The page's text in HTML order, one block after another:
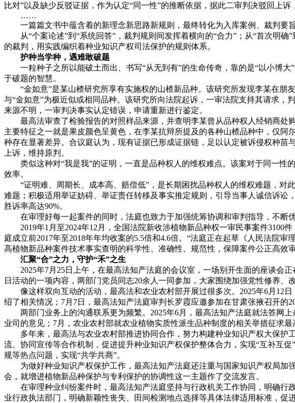
比对”以及缺少反驳证据，作为认定“同一性”的推断依据，据此二审判决驳回上诉
……
一篇篇文书中蕴含着的新理念新思路新规则，最终转化为入库案例、裁判要
从“个案论述”到“系统回答”，裁判规则间发挥着横向的“合力”；从“首次明确
的裁判，用实践编织着种业知识产权司法保护的规则体系。
护种当学种，遇难敢破题
一粒种子之所以能破土而出、书写“从无到有”的生命传奇，靠的是“以小博大
于破题的智慧。
“金如意”是某山楂研究所享有实施权的山楂新品种。该研究所发现李某在朋
与“金如意”为极近似或相同品种。该研究所向法院起诉，一审法院支持其请求
来源不明，一审判决事实认定错误，申请重新进行鉴定。
最高法审查了检验报告的对照样品来源，并查明李某曾从品种权人经销商处
主要特征之一就是果皮颜色呈黄色，在李某抗辩所提及的各种山楂品种中，仅
种存在显著差异。合议庭认为，现有证据已形成证据链，足以认定被诉侵权种
上诉，维持原判。
类似这种对“我是我”的证明，一直是品种权人的维权难点。该案对于同一性
效率。
“证明难、周期长、成本高、赔偿低”，是长期困扰品种权人的维权难题，对
难题；积极适用举证妨碍、举证责任转移及事实推定规则，引导当事人诚信诉
胜诉率高达90%。
在审理好每一起案件的同时，法庭也致力于加强统筹协调和审判指导，不断优
2019年1月至2024年12月，全国法院新收涉植物新品种权一审民事案件3100
庭成立前2017年至2018年年均收案的5.5倍和4.6倍。“法庭正在起草《人民法院
高植物新品种案件技术事实查明的科学性、准确性、规范性，保障案件公正高效
汇聚“合”之力，守护“禾”之生
2025年7月25日上午，在最高法知产法庭的会议室，一场别开生面的座谈会正
日活动的一项内容，两部门党员同志20余人一同参加，大家围绕加强党性修养、
像这样双向互动的活动，最高法和农业农村部开展过很多次。2025年6月12
绍了相关情况；7月7日，最高法知产法庭审判长罗霞应邀参加在甘肃张掖召开的
两部门业务上的沟通联系更为频繁。2025年6月，最高法知产法庭就法答网上
业司的意见；7月，农业农村部就农业植物实质性派生品种制度的相关举措征求最
多年来，最高法与农业农村部推进协同合作，努力构建种业知识产权大保护
流、协同宣传等合作机制，促进提升种业知识产权保护整体合力，实现“互补互
规等热点问题，实现“共学共商”。
为做好种业知识产权保护工作，最高法知产法庭还注重与国家知识产权局加
会，就增进植物新品种保护与专利保护的协调性这一主题作了交流发言。
在审理种业纠纷案件时，最高法知产法庭坚持与行政机关工作协同，明确行
业行政执法部门，明确新颖性丧失、田间检测地点选择等具体法律适用标准，促